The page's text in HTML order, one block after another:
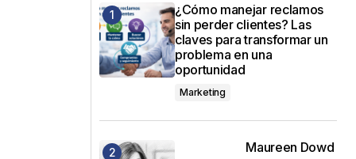
¿Cómo manejar reclamos
sin perder clientes? Las
claves para transformar un
problema en una
oportunidad
Marketing
Maureen Dowd